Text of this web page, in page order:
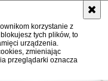
korzystanie z
tych plików, to
urządzenia.
zmieniając
przeglądarki oznacza